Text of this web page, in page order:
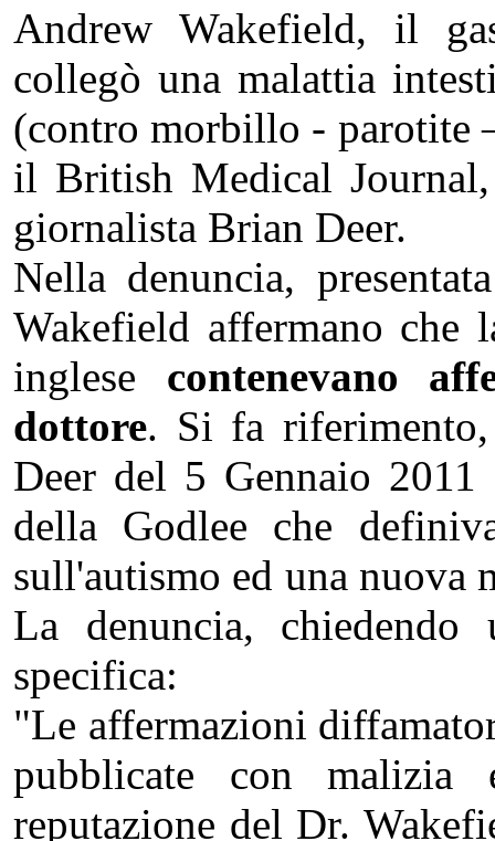
Andrew Wakefield, il
collegò una malattia
(contro morbillo - parotite
il British Medical
giornalista Brian Deer.
Nella denuncia,
Wakefield affermano
inglese contenevano
dottore. Si fa
Deer del 5 Gennaio
della Godlee che
sull'autismo ed una nuova
La denuncia,
specifica:
"Le affermazioni
pubblicate con malizia
reputazione del Dr.